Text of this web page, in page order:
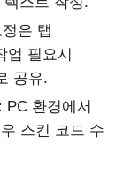
은 탭
업 필요시
공유.
PC 환경에서
스킨 코드 수